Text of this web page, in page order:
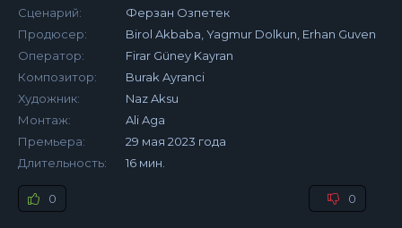
Сценарий:
Ферзан Озпетек
Продюсер:
Birol Akbaba, Yagmur Dolkun, Erhan Guven
Оператор:
Firar Güney Kayran
Композитор:
Burak Ayranci
Художник:
Naz Aksu
Монтаж:
Ali Aga
Премьера:
29 мая 2023 года
Длительность:
16 мин.
0 0